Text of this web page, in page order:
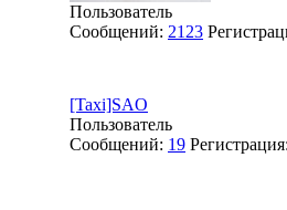
Пользователь
Сообщений: 2123
[Taxi]SAO
Пользователь
Сообщений: 19 Регистрация: